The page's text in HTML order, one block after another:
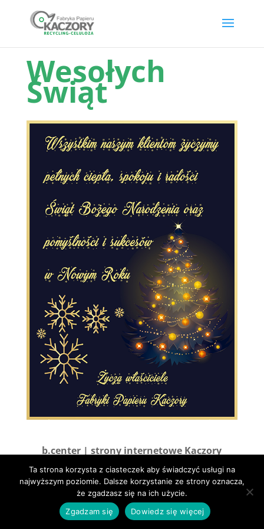
Wesołych
Świąt
b.center | strony internetowe Kaczory
Ta strona korzysta z ciasteczek aby świadczyć usługi na
najwyższym poziomie. Dalsze korzystanie ze strony oznacza,
że zgadzasz się na ich użycie.
Zgadzam się
Dowiedz się więcej